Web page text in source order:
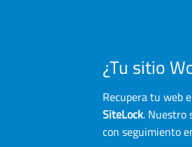
¿Tu sitio
Recupera tu web
SiteLock. Nuestro
con seguimiento